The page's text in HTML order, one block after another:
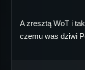
A zresztą WoT i
czemu was dziwi